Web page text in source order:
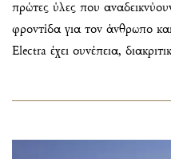
πρώτες ύλες που
φροντίδα για τον άνθρωπο
Electra έχει συνέπεια,